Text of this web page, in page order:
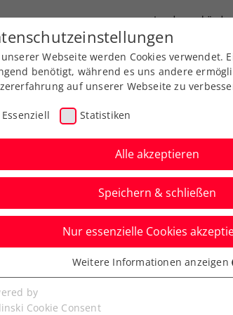
Landesverbände
Ausbildung Services
Aktuelle
Webseite werden Cookies verwendet.
benötigt, während es uns andere
auf unserer Webseite zu
Essenziell Statistiken
Alle akzeptieren
Speichern & schließen
Nur essenzielle Cookies
Cookies werden für grundlegende
benötigt. Dadurch ist gewährleistet,
Weitere Informationen anzeigen
by
Cookie Consent